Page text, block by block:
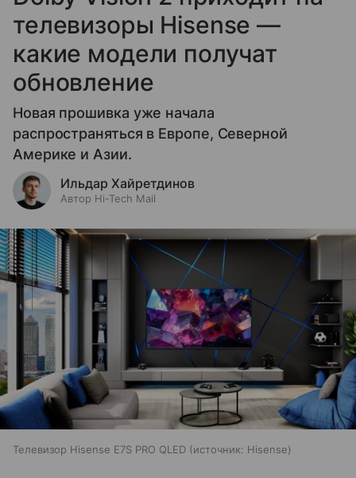
телевизоры Hisense —
какие модели получат
обновление
Новая прошивка уже начала
распространяться в Европе, Северной
Америке и Азии.
Ильдар Хайретдинов
Автор Hi-Tech Mail
Телевизор Hisense E7S PRO QLED источник: Hisense